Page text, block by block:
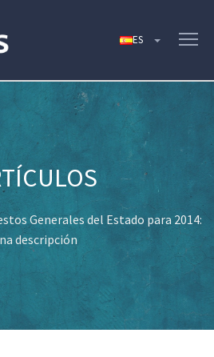
Generales del Estado para 2014:
descripción